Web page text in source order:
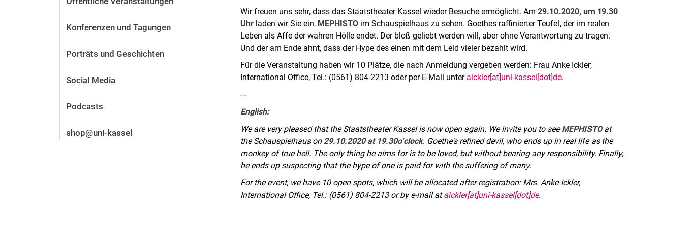
Stellenangebote
Alum­ni und Freunde
Kontakt und Standorte
Konferenzen und Tagungen
Porträts und Geschichten
Social Media
Podcasts
shop@uni-kassel
Wir freuen uns sehr, dass das Staatstheater Kassel wieder Besuche ermöglicht. Am29.10.2020, um 19.30
Uhr laden wir Sie ein, MEPHISTO im Schauspielhaus zu sehen. Goethes raffinierter Teufel, der im realen
Leben als Affe der wahren Hölle endet. Der bloß geliebt werden will, aber ohne Verantwortung zu tragen.
Und der am Ende ahnt, dass der Hype des einen mit dem Leid vieler bezahlt wird.
Für die Veranstaltung haben wir 10 Plätze, die nach Anmeldung vergeben werden: Frau Anke Ickler,
International Office, Tel.: (0561) 804-2213 oder per E-Mail unter aickler[at]uni-kassel[dot]de.
---
English:
We are very pleased that the Staatstheater Kassel is now open again. We invite you to seeMEPHISTOat
the Schauspielhaus on 29.10.2020 at 19.30o‘clock. Goethe's refined devil, who ends up in real life as the
monkey of true hell. The only thing he aims for is to be loved, but without bearing any responsibility. Finally,
he ends up suspecting that the hype of one is paid for with the suffering of many.
For the event, we have 10 open spots, which will be allocated after registration: Mrs. Anke Ickler,
International Office, Tel.: (0561) 804-2213 or by e-mail ataickler[at]uni-kassel[dot]de.